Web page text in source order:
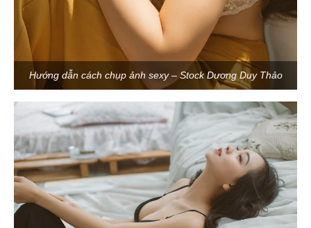
Hướng dẫn cách chụp ảnh sexy – Stock Dương Duy Thảo